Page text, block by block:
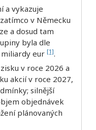
a vykazuje
v Německu
a dosud tam
byla dle
miliardy eur [1].
v roce 2026 a
akcií v roce 2027,
silnější
objednávek
plánovaných